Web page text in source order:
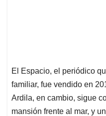
El Espacio, el periódico
familiar, fue vendido en
Ardila, en cambio, sigue
mansión frente al mar, y